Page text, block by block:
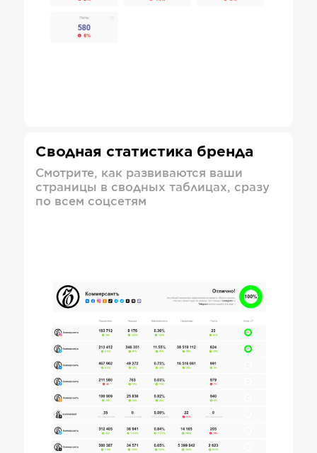
Сводная статистика бренда
Смотрите, как развиваются ваши
страницы в сводных таблицах, сразу
по всем соцсетям